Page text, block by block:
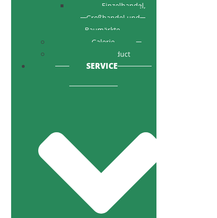
Einzelhandel,
Großhandel und
Baumärkte
Galerie
Code of Conduct
SERVICE